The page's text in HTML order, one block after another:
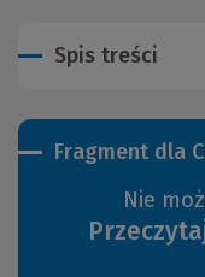
Fragment dla
Nie
Spis treści